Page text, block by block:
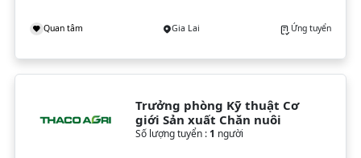
Quan tâm Gia Lai Ứng tuyển
Trưởng phòng Kỹ thuật Cơ
giới Sản xuất Chăn nuôi
Số lượng tuyển : 1 người